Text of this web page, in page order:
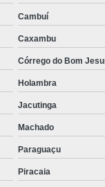
Carro
Rastreador Veicular
para Carros
em Carro
no Carro
Rastreador para
Cambuí
Caxambu
Córrego do Bom
Holambra
Jacutinga
Machado
Paraguaçu
Piracaia